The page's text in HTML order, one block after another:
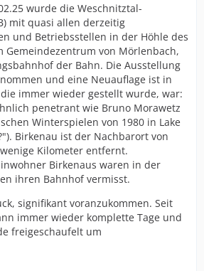
wurde die Weschnitztal-
mit quasi allen derzeitig
und Betriebsstellen in der Höhle des
Gemeindezentrum von Mörlenbach,
der Bahn. Die Ausstellung
und eine Neuauflage ist in
die immer wieder gestellt wurde, war:
penetrant wie Bruno Morawetz
Winterspielen von 1980 in Lake
Birkenau ist der Nachbarort von
Kilometer entfernt.
Birkenaus waren in der
ihren Bahnhof vermisst.
signifikant voranzukommen. Seit
immer wieder komplette Tage und
freigeschaufelt um